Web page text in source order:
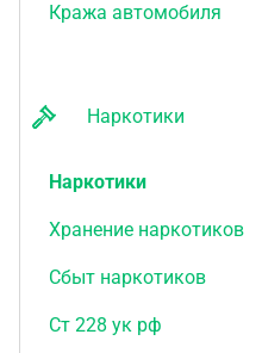
Кража автомобиля
Наркотики
Наркотики
Хранение наркотиков
Сбыт наркотиков
Ст 228 ук рф